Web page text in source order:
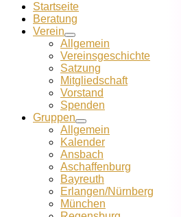
Startseite
Beratung
Verein
Allgemein
Vereins­geschichte
Satzung
Mitglied­schaft
Vorstand
Spenden
Gruppen
Allgemein
Kalender
Ansbach
Aschaffenburg
Bayreuth
Erlangen/Nürnberg
München